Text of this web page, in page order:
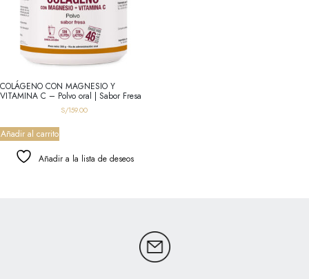
COLÁGENO CON MAGNESIO Y
VITAMINA C – Polvo oral | Sabor Fresa
S/159.00
Añadir al carrito
Añadir a la lista de deseos